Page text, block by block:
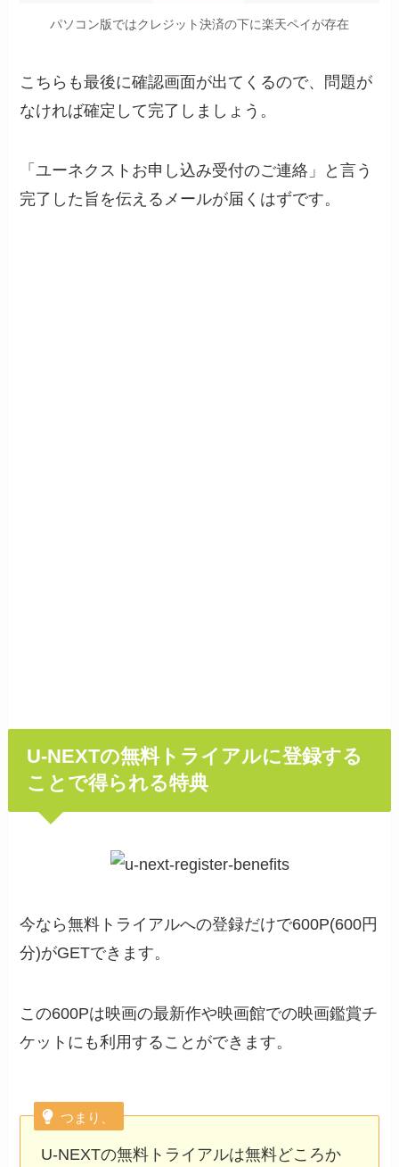
パソコン版ではクレジット決済の下に楽天ペイが存在
こちらも最後に確認画面が出てくるので、問題が
なければ確定して完了しましょう。
「ユーネクストお申し込み受付のご連絡」と言う
完了した旨を伝えるメールが届くはずです。
U-NEXTの無料トライアルに登録する
ことで得られる特典
今なら無料トライアルへの登録だけで600P(600円
分)がGETできます。
この600Pは映画の最新作や映画館での映画鑑賞チ
ケットにも利用することができます。
つまり、
U-NEXTの無料トライアルは無料どころか